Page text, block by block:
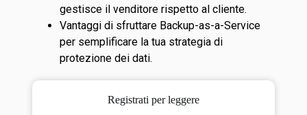
gestisce il venditore rispetto al cliente.
Vantaggi di sfruttare Backup-as-a-Service
per semplificare la tua strategia di
protezione dei dati.
Registrati per leggere